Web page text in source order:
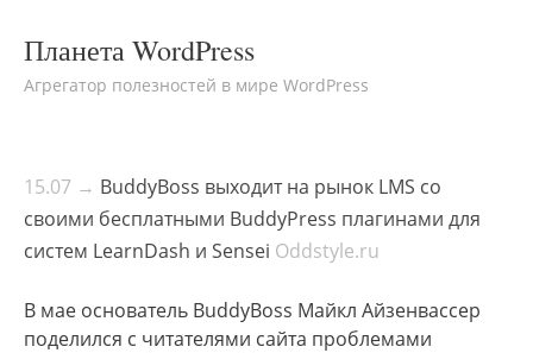
Планета WordPress
Агрегатор полезностей в мире WordPress
15.07 → BuddyBoss выходит на рынок LMS со
своими бесплатными BuddyPress плагинами для
систем LearnDash и Sensei Oddstyle.ru
В мае основатель BuddyBoss Майкл Айзенвассер
поделился с читателями сайта проблемами